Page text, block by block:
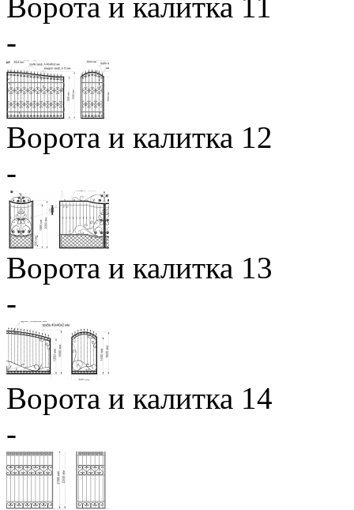
-
Ворота и калитка 12
-
Ворота и калитка 13
-
Ворота и калитка 14
-